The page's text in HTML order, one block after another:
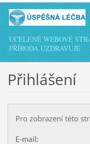
UCELENÉ WEBOVÉ
PŘÍRODA UZDRAVUJE
Přihlášení
Pro zobrazení této
E-mail: